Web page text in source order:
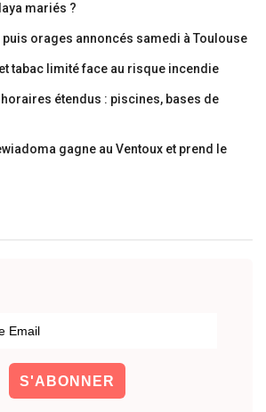
mariés ?
orages annoncés samedi à Toulouse
tabac limité face au risque incendie
étendus : piscines, bases de
gagne au Ventoux et prend le